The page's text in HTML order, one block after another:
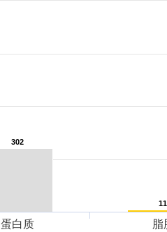
302
302
11
11
蛋白质 脂